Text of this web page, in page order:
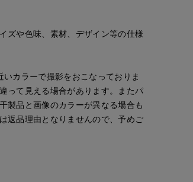
ズや色味、素材、デザイン等の仕様
カラーで撮影をおこなっておりま
って見える場合があります。またパ
製品と画像のカラーが異なる場合も
返品理由となりませんので、予めご